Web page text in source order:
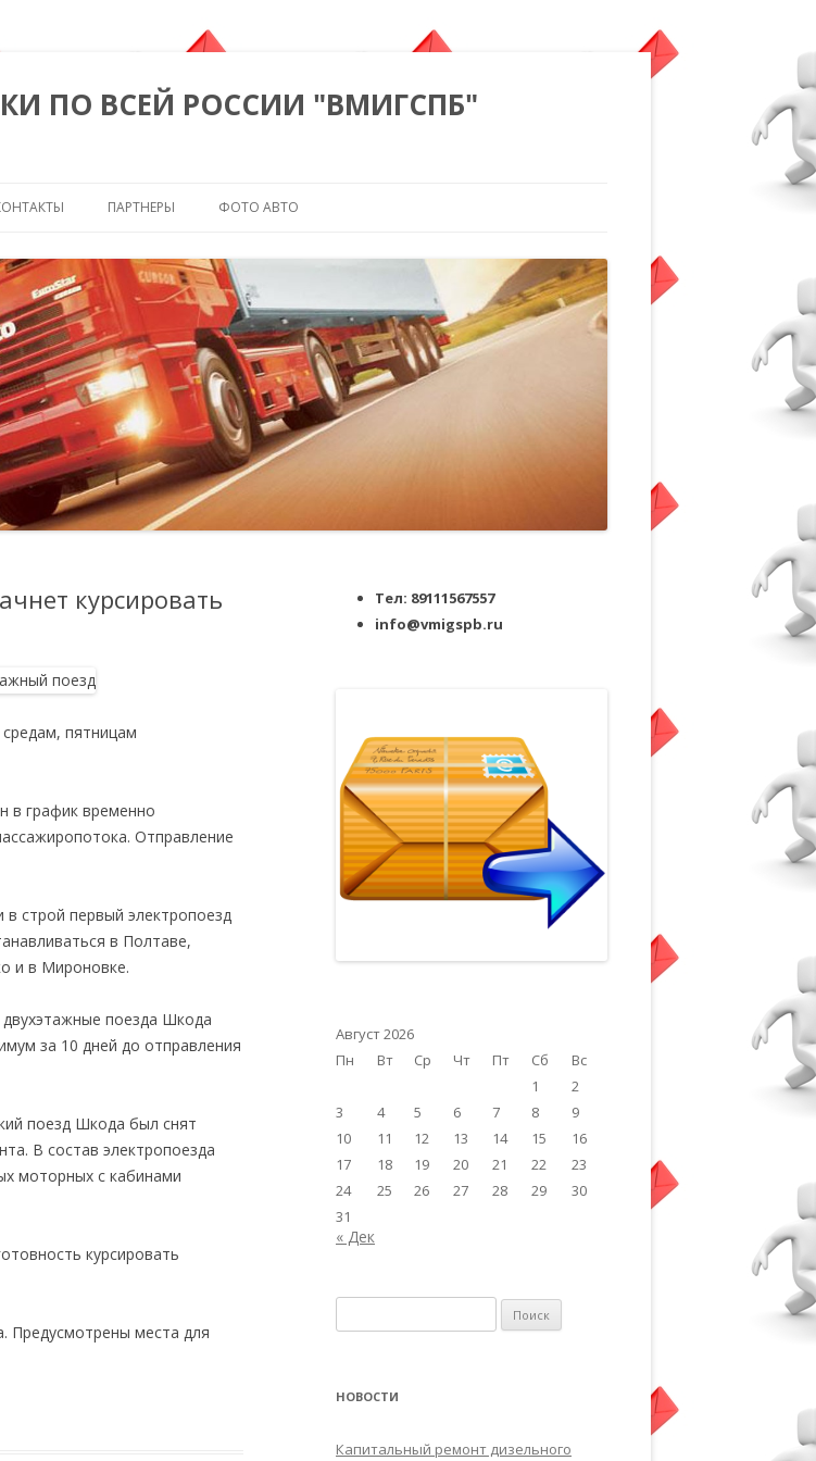
ПО ВСЕЙ РОССИИ "ВМИГСПБ"
ПАРТНЕРЫ ФОТО АВТО
курсировать
пятницам
в график временно
Отправление
в строй первый электропоезд
в Полтаве,
и в Мироновке.
поезда Шкода
за 10 дней до отправления
поезд Шкода был снят
В состав электропоезда
моторных с кабинами
курсировать
Предусмотрены места для
Тел: 89111567557
info@vmigspb.ru
Август 2026
Пн
Вт Ср Чт Пт Сб
Вс
1
2
3
4 5 6 7 8
9
10
11 12 13 14 15
16
17
18 19 20 21 22
23
24
25 26 27 28 29
30
31
« Дек
НОВОСТИ
Капитальный ремонт дизельного